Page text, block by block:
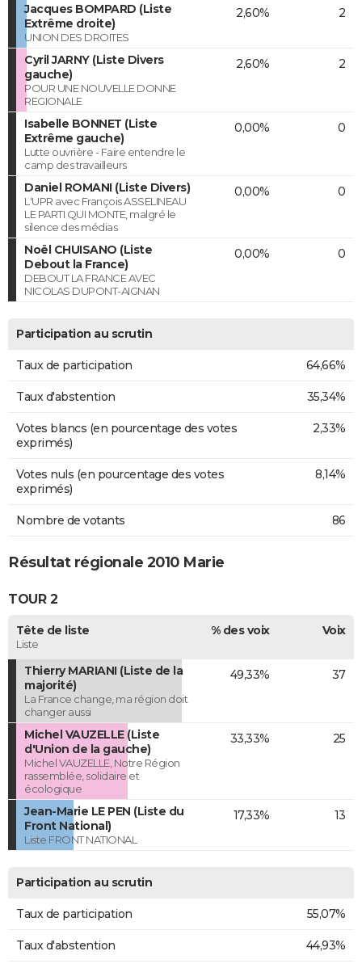
Jacques BOMPARD (Liste
Extrême droite)
UNION DES DROITES
2,60% 2
Cyril JARNY (Liste Divers
gauche)
POUR UNE NOUVELLE DONNE
REGIONALE
2,60% 2
Isabelle BONNET (Liste
Extrême gauche)
Lutte ouvrière - Faire entendre le
camp des travailleurs
0,00% 0
Daniel ROMANI (Liste Divers)
L'UPR avec François ASSELINEAU
LE PARTI QUI MONTE, malgré le
silence des médias
0,00% 0
Noël CHUISANO (Liste
Debout la France)
DEBOUT LA FRANCE AVEC
NICOLAS DUPONT-AIGNAN
0,00% 0
Participation au scrutin
Taux de participation 64,66%
Taux d'abstention 35,34%
Votes blancs (en pourcentage des votes
exprimés)
2,33%
Votes nuls (en pourcentage des votes
exprimés)
8,14%
Nombre de votants 86
Résultat régionale 2010 Marie
TOUR 2
Tête de liste
Liste
% des voix Voix
Thierry MARIANI (Liste de la
majorité)
La France change, ma région doit
changer aussi
49,33% 37
Michel VAUZELLE (Liste
d'Union de la gauche)
Michel VAUZELLE, Notre Région
rassemblée, solidaire et
écologique
33,33% 25
Jean-Marie LE PEN (Liste du
Front National)
Liste FRONT NATIONAL
17,33% 13
Participation au scrutin
Taux de participation 55,07%
Taux d'abstention 44,93%